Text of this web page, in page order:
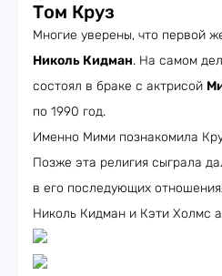
Том Круз
Многие уверены, что первой
Николь Кидман. На самом
состоял в браке с актрисой
по 1990 год.
Именно Мими познакомила
Позже эта религия сыграла
в его последующих
Николь Кидман и Кэти Холмс